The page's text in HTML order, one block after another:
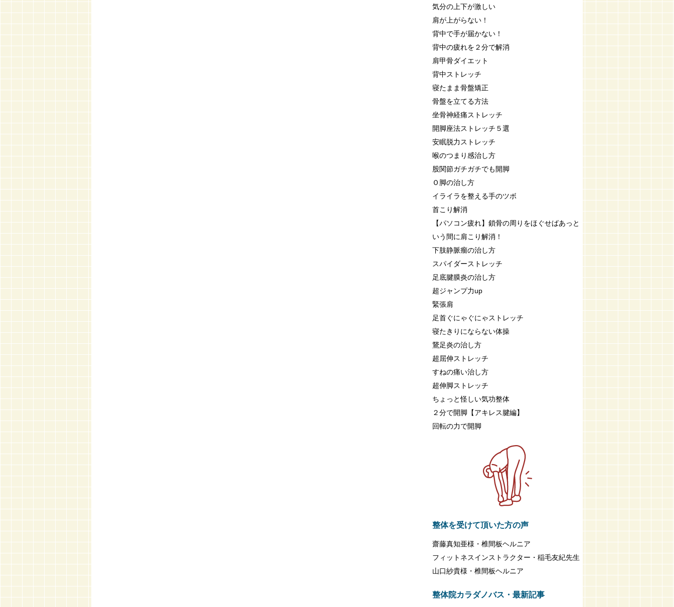
気分の上下が激しい
肩が上がらない！
背中で手が届かない！
背中の疲れを２分で解消
肩甲骨ダイエット
背中ストレッチ
寝たまま骨盤矯正
骨盤を立てる方法
坐骨神経痛ストレッチ
開脚座法ストレッチ５選
安眠脱力ストレッチ
喉のつまり感治し方
股関節ガチガチでも開脚
Ｏ脚の治し方
イライラを整える手のツボ
首こり解消
【パソコン疲れ】鎖骨の周りをほぐせばあっと
いう間に肩こり解消！
下肢静脈瘤の治し方
スパイダーストレッチ
足底腱膜炎の治し方
超ジャンプ力up
緊張肩
足首ぐにゃぐにゃストレッチ
寝たきりにならない体操
鵞足炎の治し方
超屈伸ストレッチ
すねの痛い治し方
超伸脚ストレッチ
ちょっと怪しい気功整体
２分で開脚【アキレス腱編】
回転の力で開脚
整体を受けて頂いた方の声
齋藤真知亜様・椎間板ヘルニア
フィットネスインストラクター・稲毛友紀先生
山口紗貴様・椎間板ヘルニア
整体院カラダノバス・最新記事